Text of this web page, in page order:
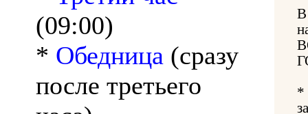
(09:00)
* Обедница (сразу
после третьего
В
*